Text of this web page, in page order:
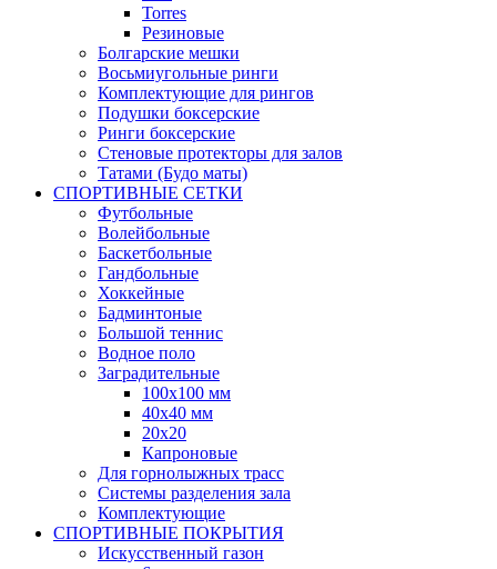
Torres
Резиновые
Болгарские мешки
Восьмиугольные ринги
Комплектующие для рингов
Подушки боксерские
Ринги боксерские
Стеновые протекторы для залов
Татами (Будо маты)
СПОРТИВНЫЕ СЕТКИ
Футбольные
Волейбольные
Баскетбольные
Гандбольные
Хоккейные
Бадминтоные
Большой теннис
Водное поло
Заградительные
100х100 мм
40х40 мм
20х20
Капроновые
Для горнолыжных трасс
Системы разделения зала
Комплектующие
СПОРТИВНЫЕ ПОКРЫТИЯ
Искусственный газон